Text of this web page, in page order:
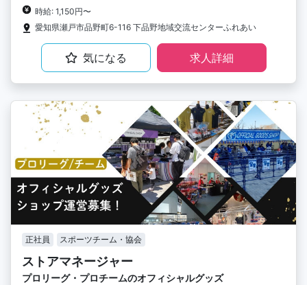
時給: 1,150円〜
愛知県瀬戸市品野町6-116 下品野地域交流センターふれあい
気になる 求人詳細
正社員 スポーツチーム・協会
ストアマネージャー
プロリーグ・プロチームのオフィシャルグッズ